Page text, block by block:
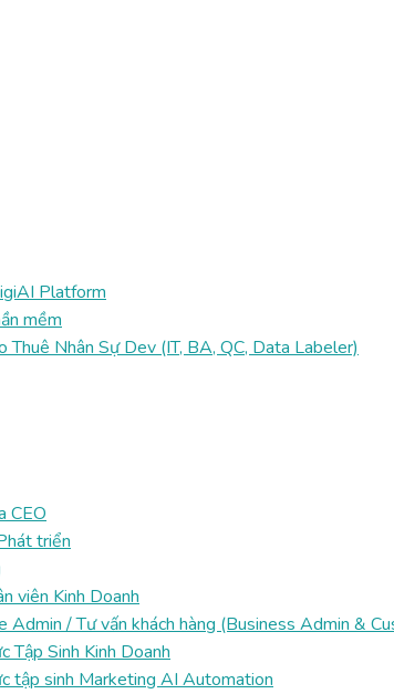
Platform
mềm
Thuê Nhân Sự Dev (IT, BA, QC, Data Labeler)
CEO
triển
viên Kinh Doanh
Admin / Tư vấn khách hàng (Business Admin &
Tập Sinh Kinh Doanh
tập sinh Marketing AI Automation